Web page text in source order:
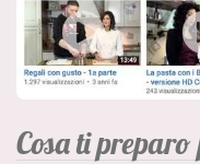
Cosa ti preparo